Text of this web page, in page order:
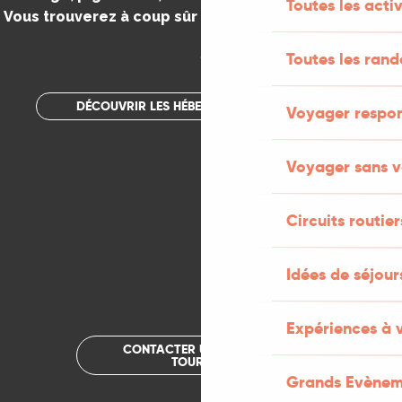
Toutes les
Toutes les
Voyager
Voyager sans
Circuits
Idées de
Expériences à
Grands
Vous trouverez à coup sûr votre bonheur dans le Lot.
.
DÉCOUVRIR LES HÉBERGEMENTS INSOLITES
CONTACTER UN OFFICE DE
TOURISME